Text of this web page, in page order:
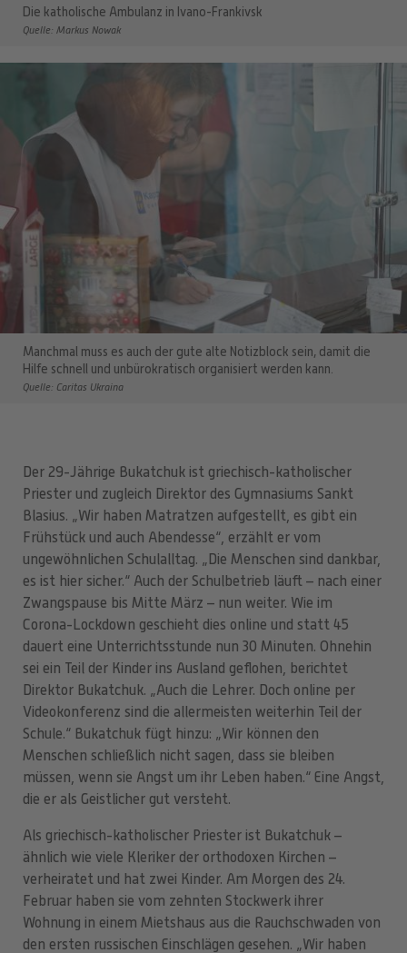
Die katholische Ambulanz in Ivano-Frankivsk
Quelle: Markus Nowak
Manchmal muss es auch der gute alte Notizblock sein, damit die
Hilfe schnell und unbürokratisch organisiert werden kann.
Quelle: Caritas Ukraina
Der 29-Jährige Bukatchuk ist griechisch-katholischer
Priester und zugleich Direktor des Gymnasiums Sankt
Blasius. „Wir haben Matratzen aufgestellt, es gibt ein
Frühstück und auch Abendesse“, erzählt er vom
ungewöhnlichen Schulalltag. „Die Menschen sind dankbar,
es ist hier sicher.“ Auch der Schulbetrieb läuft – nach einer
Zwangspause bis Mitte März – nun weiter. Wie im
Corona-Lockdown geschieht dies online und statt 45
dauert eine Unterrichtsstunde nun 30 Minuten. Ohnehin
sei ein Teil der Kinder ins Ausland geflohen, berichtet
Direktor Bukatchuk. „Auch die Lehrer. Doch online per
Videokonferenz sind die allermeisten weiterhin Teil der
Schule.“ Bukatchuk fügt hinzu: „Wir können den
Menschen schließlich nicht sagen, dass sie bleiben
müssen, wenn sie Angst um ihr Leben haben.“ Eine Angst,
die er als Geistlicher gut versteht.
Als griechisch-katholischer Priester ist Bukatchuk –
ähnlich wie viele Kleriker der orthodoxen Kirchen –
verheiratet und hat zwei Kinder. Am Morgen des 24.
Februar haben sie vom zehnten Stockwerk ihrer
Wohnung in einem Mietshaus aus die Rauchschwaden von
den ersten russischen Einschlägen gesehen. „Wir haben